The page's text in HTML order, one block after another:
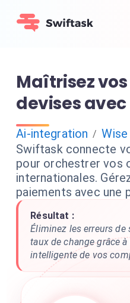
Maîtrisez
devises avec
Ai-integration / Wise
Swiftask connecte
pour orchestrer vos
internationales.
paiements avec une
Résultat :
Éliminez les erreurs
taux de change grâce
intelligente de vos